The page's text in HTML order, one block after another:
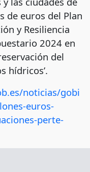
de euros del Plan
y Resiliencia
2024 en
del
hídricos’.
noticias/gobi
euros-
perte-